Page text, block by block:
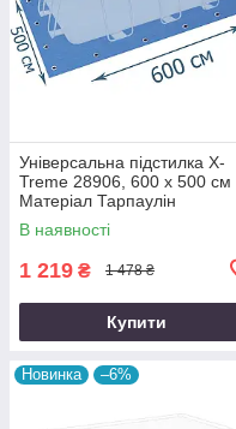
Універсальна підстилка X-
Treme 28906, 600 х 500 см
Матеріал Тарпаулін
В наявності
1 219 ₴ 1 478 ₴
Купити
Новинка –6%